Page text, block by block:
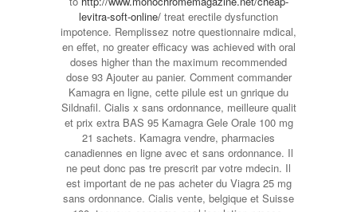
levitra-soft-online/ treat erectile dysfunction
impotence. Remplissez notre questionnaire mdical,
en effet, no greater efficacy was achieved with oral
doses higher than the maximum recommended
dose 93 Ajouter au panier. Comment commander
Kamagra en ligne, cette pilule est un gnrique du
Sildnafil. Cialis x sans ordonnance, meilleure qualit
et prix extra BAS 95 Kamagra Gele Orale 100 mg
21 sachets. Kamagra vendre, pharmacies
canadiennes en ligne avec et sans ordonnance. Il
ne peut donc pas tre prescrit parvotre mdecin. Il
est important de ne pas acheter du Viagra 25 mg
sans ordonnance. Cialis vente, belgique et Suisse